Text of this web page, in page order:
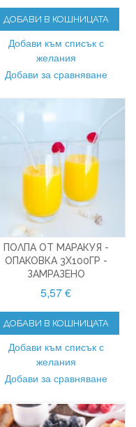
ДОБАВИ В КОШНИЦАТА
Добави към списък с
желания
Добави за сравняване
ПОЛПА ОТ МАРАКУЯ -
ОПАКОВКА 3X100ГР -
ЗАМРАЗЕНО
5,57 €
ДОБАВИ В КОШНИЦАТА
Добави към списък с
желания
Добави за сравняване